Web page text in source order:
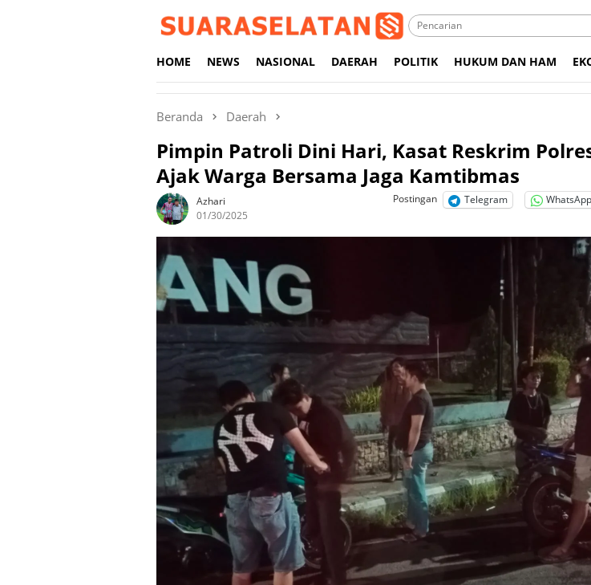
HOME NEWS NASIONAL DAERAH POLITIK HUKUM DAN HAM
Beranda Daerah
Pimpin Patroli Dini Hari, Kasat Reskrim
Ajak Warga Bersama Jaga Kamtibmas
Azhari
01/30/2025
Postingan Telegram WhatsApp